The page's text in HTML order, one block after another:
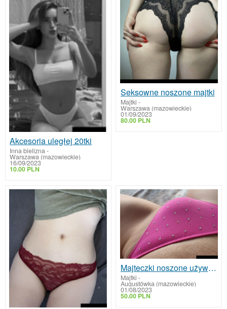
Akcesoria uległej 20tki
Inna bielizna-
Warszawa (mazowieckie)
16/09/2023
10.00 PLN
Seksowne noszone majtki
Majtki -
Warszawa (mazowieckie)
01/09/2023
80.00 PLN
Majteczki noszone używane
Majtki -
Augustówka (mazowieckie)
01/08/2023
50.00 PLN